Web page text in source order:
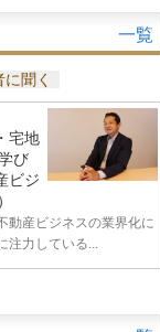
一覧
聞く
宅地
び
ビジ
動産ビジネスの業界化に
注力している...